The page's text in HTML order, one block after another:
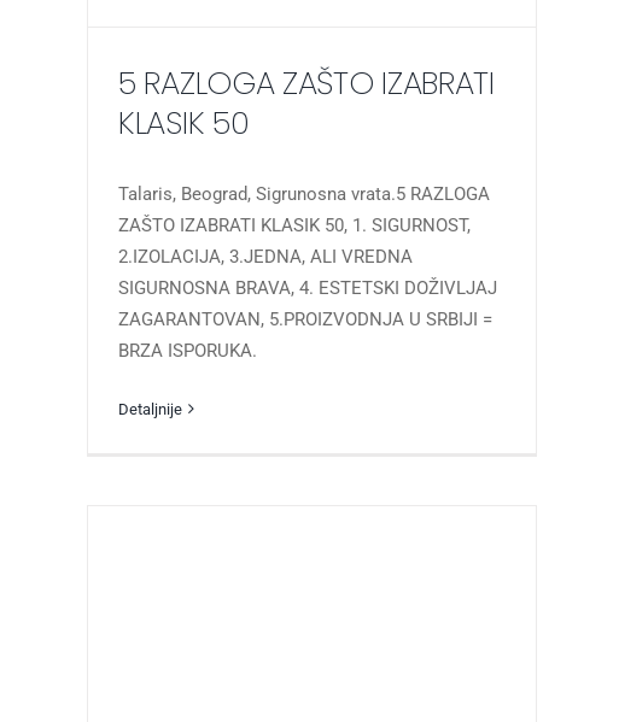
5 RAZLOGA ZAŠTO IZABRATI
KLASIK 50
Talaris, Beograd, Sigrunosna vrata.5 RAZLOGA
ZAŠTO IZABRATI KLASIK 50, 1. SIGURNOST,
2.IZOLACIJA, 3.JEDNA, ALI VREDNA
SIGURNOSNA BRAVA, 4. ESTETSKI DOŽIVLJAJ
ZAGARANTOVAN, 5.PROIZVODNJA U SRBIJI =
BRZA ISPORUKA.
Detaljnije